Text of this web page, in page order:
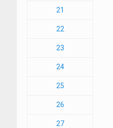
21
22
23
24
25
26
27